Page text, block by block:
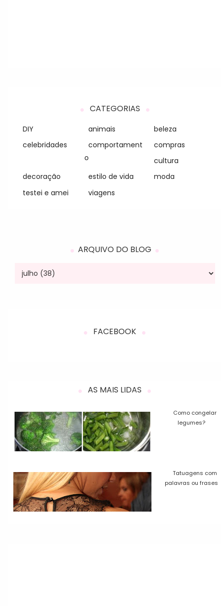
CATEGORIAS
DIY animais
beleza
celebridades
comportament
o
compras
cultura
decoração
estilo de vida
moda
testei e amei
viagens
ARQUIVO DO BLOG
FACEBOOK
AS MAIS LIDAS
Como congelar
legumes?
Tatuagens com
palavras ou frases